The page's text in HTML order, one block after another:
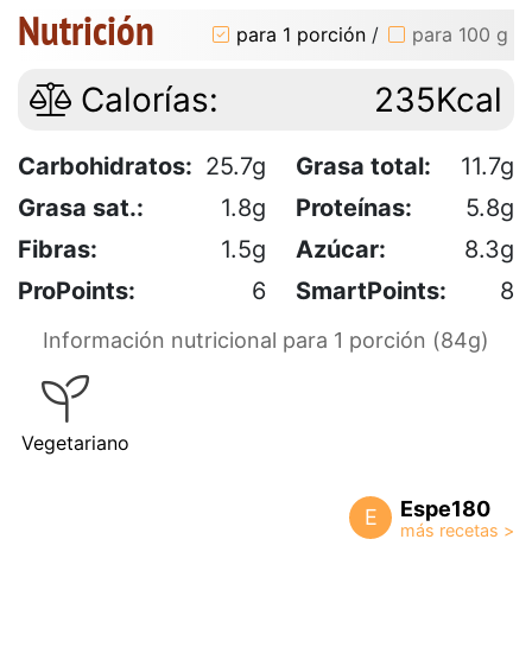
Nutrición para 1 porción / para 100 g
Calorías: 235Kcal
Carbohidratos: 25.7g Grasa total:
11.7g
Grasa sat.:
1.8g Proteínas:
5.8g
Fibras:
1.5g Azúcar:
8.3g
ProPoints:
6 SmartPoints: 8
Información nutricional para 1 porción (84g)
Vegetariano
E Espe180